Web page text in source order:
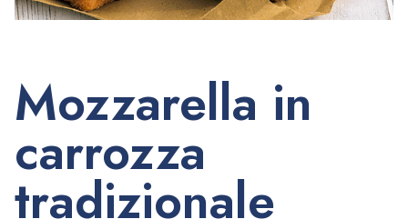
Mozzarella in
carrozza
tradizionale